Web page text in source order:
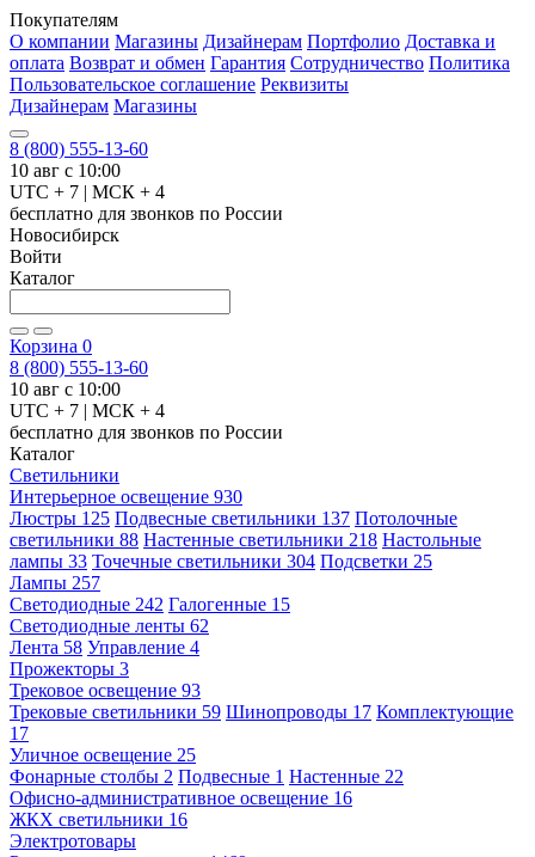
Покупателям
О компании Магазины Дизайнерам Портфолио Доставка и
оплата Возврат и обмен Гарантия Сотрудничество Политика
Пользовательское соглашение Реквизиты
Дизайнерам Магазины
8 (800) 555-13-60
10 авг с 10:00
UTC + 7 | МСК + 4
бесплатно для звонков по России
Новосибирск
Войти
Каталог
Корзина 0
8 (800) 555-13-60
10 авг с 10:00
UTC + 7 | МСК + 4
бесплатно для звонков по России
Каталог
Светильники
Интерьерное освещение 930
Люстры 125 Подвесные светильники 137 Потолочные
светильники 88 Настенные светильники 218 Настольные
лампы 33 Точечные светильники 304 Подсветки 25
Лампы 257
Светодиодные 242 Галогенные 15
Светодиодные ленты 62
Лента 58 Управление 4
Прожекторы 3
Трековое освещение 93
Трековые светильники 59 Шинопроводы 17 Комплектующие
17
Уличное освещение 25
Фонарные столбы 2 Подвесные 1 Настенные 22
Офисно-административное освещение 16
ЖКХ светильники 16
Электротовары